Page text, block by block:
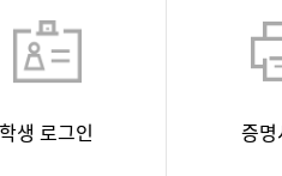
학생 로그인 증